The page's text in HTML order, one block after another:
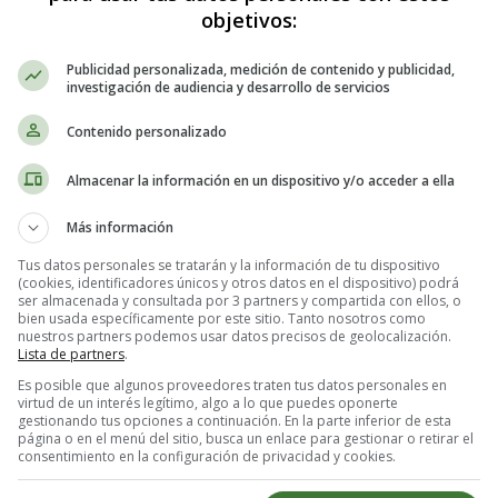
para el otoño - Colorear
objetivos:
Publicidad personalizada, medición de contenido y publicidad,
investigación de audiencia y desarrollo de servicios
Contenido personalizado
Almacenar la información en un dispositivo y/o acceder a ella
Más información
Tus datos personales se tratarán y la información de tu dispositivo
(cookies, identificadores únicos y otros datos en el dispositivo) podrá
ser almacenada y consultada por 3 partners y compartida con ellos, o
bien usada específicamente por este sitio. Tanto nosotros como
nuestros partners podemos usar datos precisos de geolocalización.
Lista de partners.
Es posible que algunos proveedores traten tus datos personales en
virtud de un interés legítimo, algo a lo que puedes oponerte
gestionando tus opciones a continuación. En la parte inferior de esta
página o en el menú del sitio, busca un enlace para gestionar o retirar el
consentimiento en la configuración de privacidad y cookies.